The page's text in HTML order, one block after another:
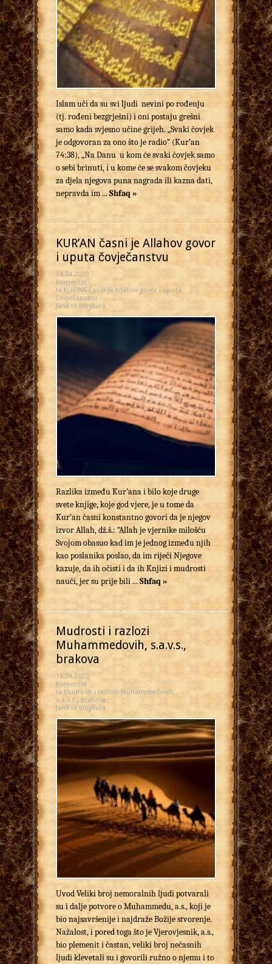
Islam uči da su svi ljudi nevini po rođenju
(tj. rođeni bezgrješni) i oni postaju grešni
samo kada svjesno učine grijeh. „Svaki čovjek
je odgovoran za ono što je radio“ (Kur’an
74:38), „Na Danu u kom će svaki čovjek samo
o sebi brinuti, i u kome će se svakom čovjeku
za djela njegova puna nagrada ili kazna dati,
nepravda im ...Shfaq »
KUR’AN časni je Allahov govor
i uputa čovječanstvu
18.04.2020
Komentet
te KUR’AN časni je Allahov govor i uputa
čovječanstvu
Janë të Mbyllura
Razlika između Kur’ana i bilo koje druge
svete knjige, koje god vjere, je u tome da
Kur’an časni konstantno govori da je njegov
izvor Allah, dž.š.: “Allah je vjernike milošću
Svojom obasuo kad im je jednog između njih
kao poslanika poslao, da im riječi Njegove
kazuje, da ih očisti i da ih Knjizi i mudrosti
nauči, jer su prije bili ...Shfaq »
Mudrosti i razlozi
Muhammedovih, s.a.v.s.,
brakova
18.04.2020
Komentet
te Mudrosti i razlozi Muhammedovih,
s.a.v.s., brakova
Janë të Mbyllura
Uvod Veliki broj nemoralnih ljudi potvarali
su i dalje potvore o Mu­ha­mmedu, a.s., koji je
bio najsavršenije i najdraže Božije stvorenje.
Nažalost, i pored toga što je Vjerovjesnik, a.s.,
bio plemenit i častan, veliki broj nečasnih
ljudi klevetali su i govorili ružno o njemu i to